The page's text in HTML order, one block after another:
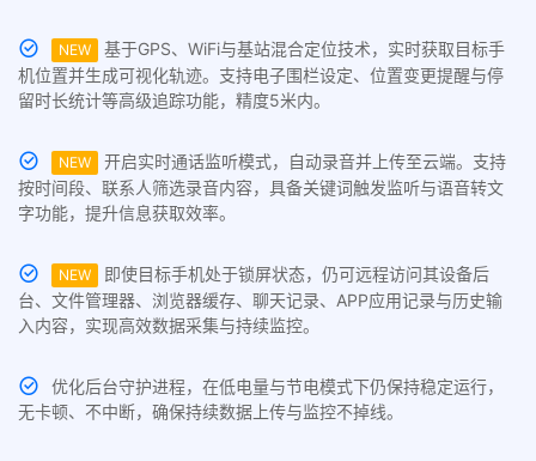
NEW
基于GPS、WiFi与基站混合定位技术，实时获取目标手
机位置并生成可视化轨迹。支持电子围栏设定、位置变更提醒与停
留时长统计等高级追踪功能，精度5米内。
NEW
开启实时通话监听模式，自动录音并上传至云端。支持
按时间段、联系人筛选录音内容，具备关键词触发监听与语音转文
字功能，提升信息获取效率。
NEW
即使目标手机处于锁屏状态，仍可远程访问其设备后
台、文件管理器、浏览器缓存、聊天记录、APP应用记录与历史输
入内容，实现高效数据采集与持续监控。
优化后台守护进程，在低电量与节电模式下仍保持稳定运行，
无卡顿、不中断，确保持续数据上传与监控不掉线。